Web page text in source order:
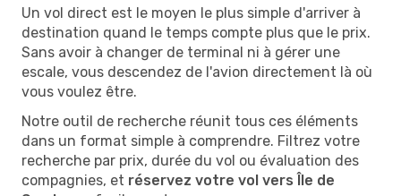
Un vol direct est le moyen le plus simple d'arriver à
destination quand le temps compte plus que le prix.
Sans avoir à changer de terminal ni à gérer une
escale, vous descendez de l'avion directement là où
vous voulez être.
Notre outil de recherche réunit tous ces éléments
dans un format simple à comprendre. Filtrez votre
recherche par prix, durée du vol ou évaluation des
compagnies, et réservez votre vol vers Île de